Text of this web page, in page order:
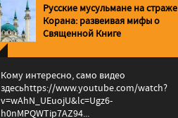
Русские мусульмане на страже
Корана: pазвеивая мифы о
Священной Книге
Кому интересно, само видео
здесьhttps://www.youtube.com/watch?
v=wAhN_UEuojU&lc=Ugz6-
h0nMPQWTip7AZ94...